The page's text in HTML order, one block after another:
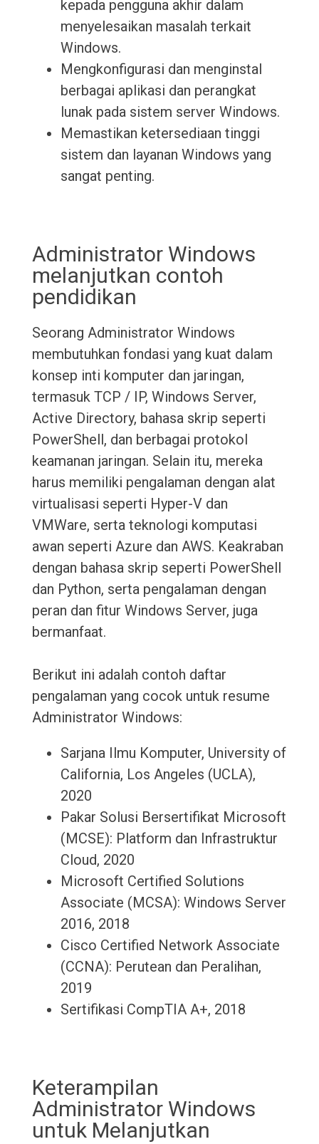
kepada pengguna akhir dalam
menyelesaikan masalah terkait
Windows.
Mengkonfigurasi dan menginstal
berbagai aplikasi dan perangkat
lunak pada sistem server Windows.
Memastikan ketersediaan tinggi
sistem dan layanan Windows yang
sangat penting.
Administrator Windows
melanjutkan contoh
pendidikan
Seorang Administrator Windows
membutuhkan fondasi yang kuat dalam
konsep inti komputer dan jaringan,
termasuk TCP / IP, Windows Server,
Active Directory, bahasa skrip seperti
PowerShell, dan berbagai protokol
keamanan jaringan. Selain itu, mereka
harus memiliki pengalaman dengan alat
virtualisasi seperti Hyper-V dan
VMWare, serta teknologi komputasi
awan seperti Azure dan AWS. Keakraban
dengan bahasa skrip seperti PowerShell
dan Python, serta pengalaman dengan
peran dan fitur Windows Server, juga
bermanfaat.
Berikut ini adalah contoh daftar
pengalaman yang cocok untuk resume
Administrator Windows:
Sarjana Ilmu Komputer, University of
California, Los Angeles (UCLA),
2020
Pakar Solusi Bersertifikat Microsoft
(MCSE): Platform dan Infrastruktur
Cloud, 2020
Microsoft Certified Solutions
Associate (MCSA): Windows Server
2016, 2018
Cisco Certified Network Associate
(CCNA): Perutean dan Peralihan,
2019
Sertifikasi CompTIA A+, 2018
Keterampilan
Administrator Windows
untuk Melanjutkan